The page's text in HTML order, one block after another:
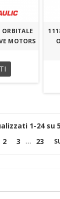
MOTORS
1-24 su
2 3 … 23